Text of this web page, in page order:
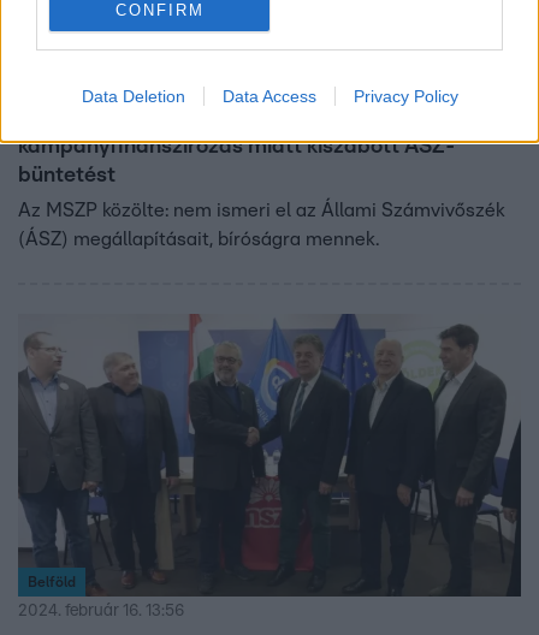
CONFIRM
Data Deletion Data Access Privacy Policy
Belföld
kampányfinanszírozás miatt kiszabott ÁSZ-
büntetést
Az MSZP közölte: nem ismeri el az Állami Számvivőszék
(ÁSZ) megállapításait, bíróságra mennek.
Belföld
2024. február 16. 13:56